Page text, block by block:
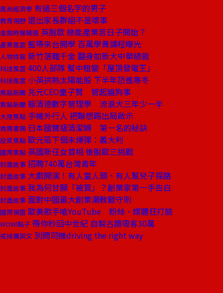
風尚經濟學 有過三個名字的男子
教育視野 退出家長群組不是壞事
金融時報精選 英脫歐 綠能產業苦日子開始？
產業風雲 藍帶來台開學 百萬學費課程曝光
人物特寫 新竹落難千金 翻身如新大中華總裁
科技風雲 400人部隊 幫中租變「屋頂發電王」
科技風雲 小英拱熱太陽能股 下半年恐進寒冬
焦點新聞 兆元CEO童子賢 管起貓狗事
焦點新聞 賴清德數字管理學 流浪犬三年少一半
大陸焦點 手機外行人 把聯想踢出局啟示
商周書摘 日本國寶級清潔婦 第一名的秘訣
投資焦點 歐元區下個未爆彈：義大利
國際焦點 英國新任女首相 後脫歐三挑戰
封面故事 招聘740萬台灣青年
封面故事 大戲開演！有人當人頭、有人幫兒子探路
封面故事 我為何甘願「被買」？創業家第一手告白
封面故事 面對中國最大創業潮教戰守則
國際視窗 歐美歌手嗆YouTube 粉絲、媒體狂打臉
WOW!點子 帶你秒回中世紀 自製古蹟吸客30萬
戒掉爛英文 別問司機driving the right way